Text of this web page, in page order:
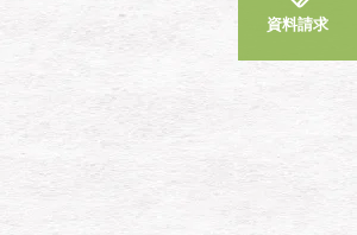
資料請求